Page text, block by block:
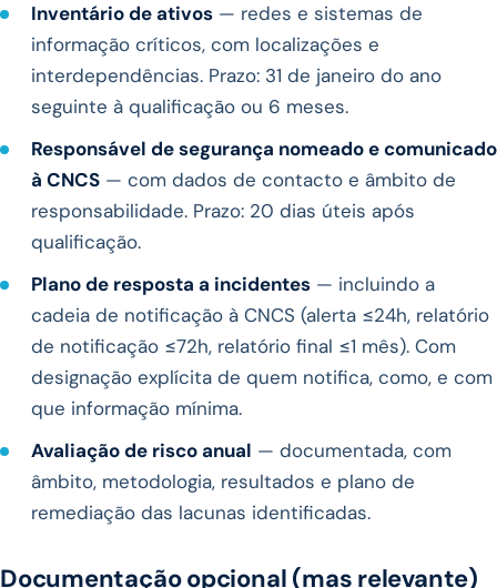
Inventário de ativos — redes e sistemas de
informação críticos, com localizações e
interdependências. Prazo: 31 de janeiro do ano
seguinte à qualificação ou 6 meses.
Responsável de segurança nomeado e comunicado
à CNCS — com dados de contacto e âmbito de
responsabilidade. Prazo: 20 dias úteis após
qualificação.
Plano de resposta a incidentes — incluindo a
cadeia de notificação à CNCS (alerta ≤24h, relatório
de notificação ≤72h, relatório final ≤1 mês). Com
designação explícita de quem notifica, como, e com
que informação mínima.
Avaliação de risco anual — documentada, com
âmbito, metodologia, resultados e plano de
remediação das lacunas identificadas.
Documentação opcional (mas relevante)